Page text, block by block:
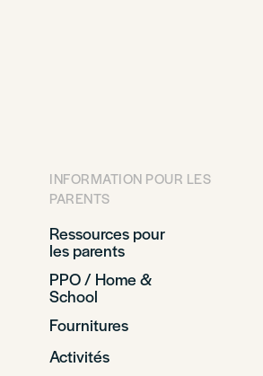
INFORMATION POUR LES
PARENTS
Ressources pour
les parents
PPO / Home &
School
Fournitures
Activités